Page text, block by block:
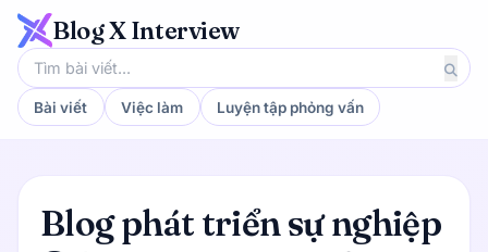
Blog X Interview
Bài viết Việc làm Luyện tập phỏng vấn
Blog phát triển sự nghiệp